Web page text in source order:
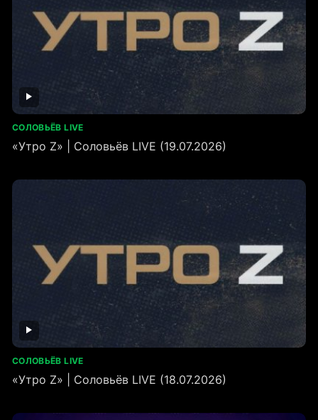
СОЛОВЬЁВ LIVE
«Утро Z» | Соловьёв LIVE (19.07.2026)
СОЛОВЬЁВ LIVE
«Утро Z» | Соловьёв LIVE (18.07.2026)